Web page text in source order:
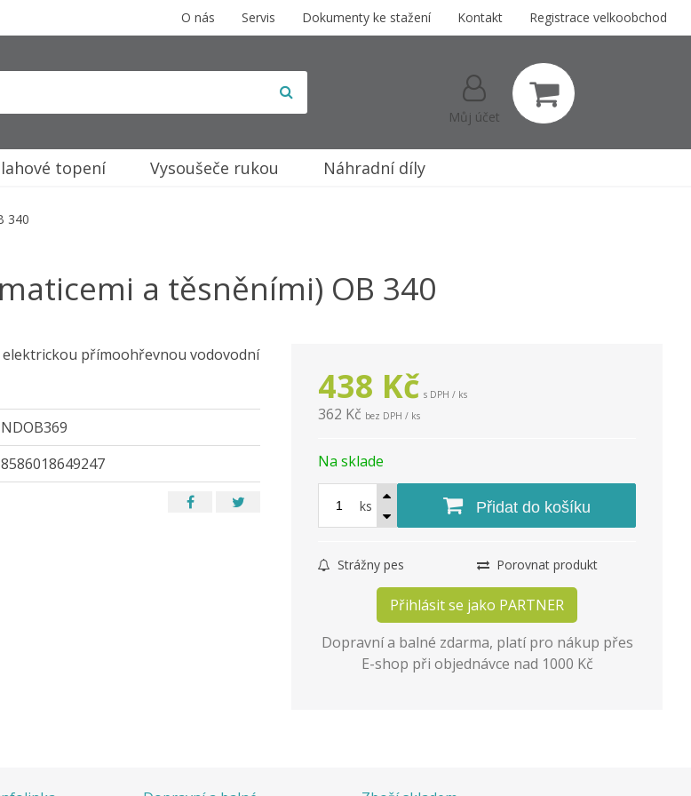
O nás Servis Dokumenty ke stažení Kontakt Registrace velkoobchod
Můj účet
topení Vysoušeče rukou Náhradní díly
340
a těsněními) OB 340
438 Kč s DPH / ks
362 Kč bez DPH / ks
Na sklade
ks Přidat do košíku
Strážny pes Porovnat produkt
Přihlásit se jako PARTNER
Dopravní a balné zdarma, platí pro nákup přes
E-shop při objednávce nad 1000 Kč
přímoohřevnou vodovodní
NDOB369
8586018649247